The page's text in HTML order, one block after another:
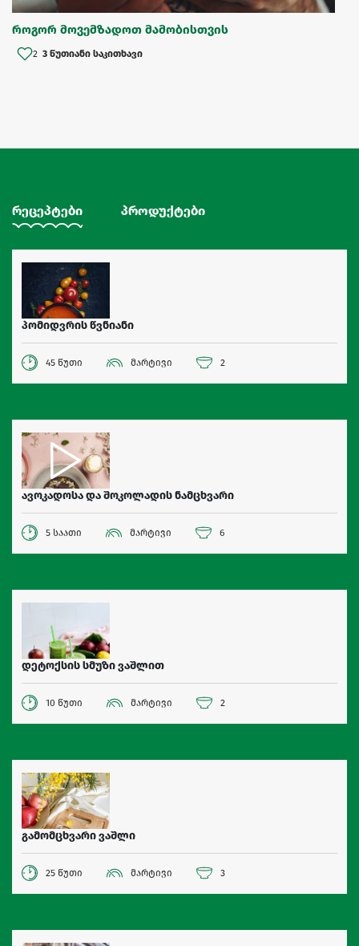
როგორ მოვემზადოთ მამობისთვის
2 3 წუთიანი საკითხავი
რეცეპტები პროდუქტები
პომიდვრის წვნიანი
45 წუთი მარტივი 2
ავოკადოსა და შოკოლადის ნამცხვარი
5 საათი მარტივი 6
დეტოქსის სმუზი ვაშლით
10 წუთი მარტივი 2
გამომცხვარი ვაშლი
25 წუთი მარტივი 3